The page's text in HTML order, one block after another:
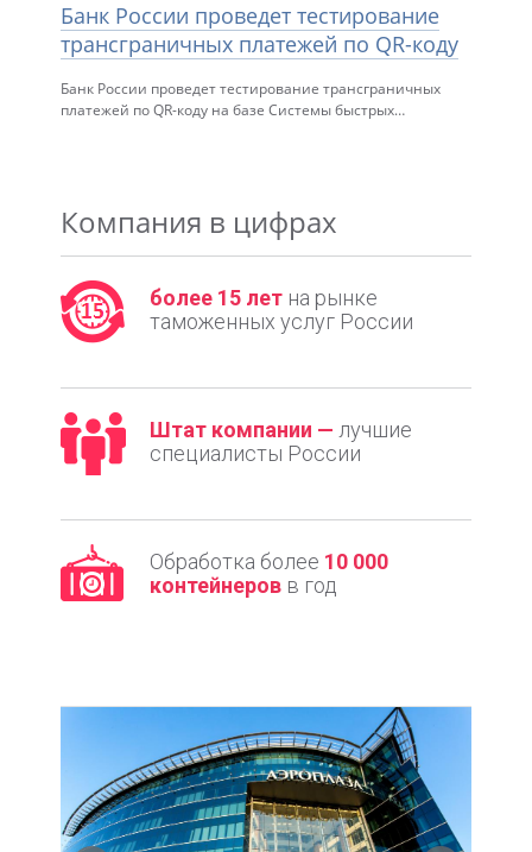
Банк России проведет тестирование
трансграничных платежей по QR-коду
Банк России проведет тестирование трансграничных
платежей по QR-коду на базе Системы быстрых…
Компания в цифрах
более 15 летна рынке
таможенных услуг России
Штат компании — лучшие
специалисты России
Обработка более 10 000
контейнеровв год